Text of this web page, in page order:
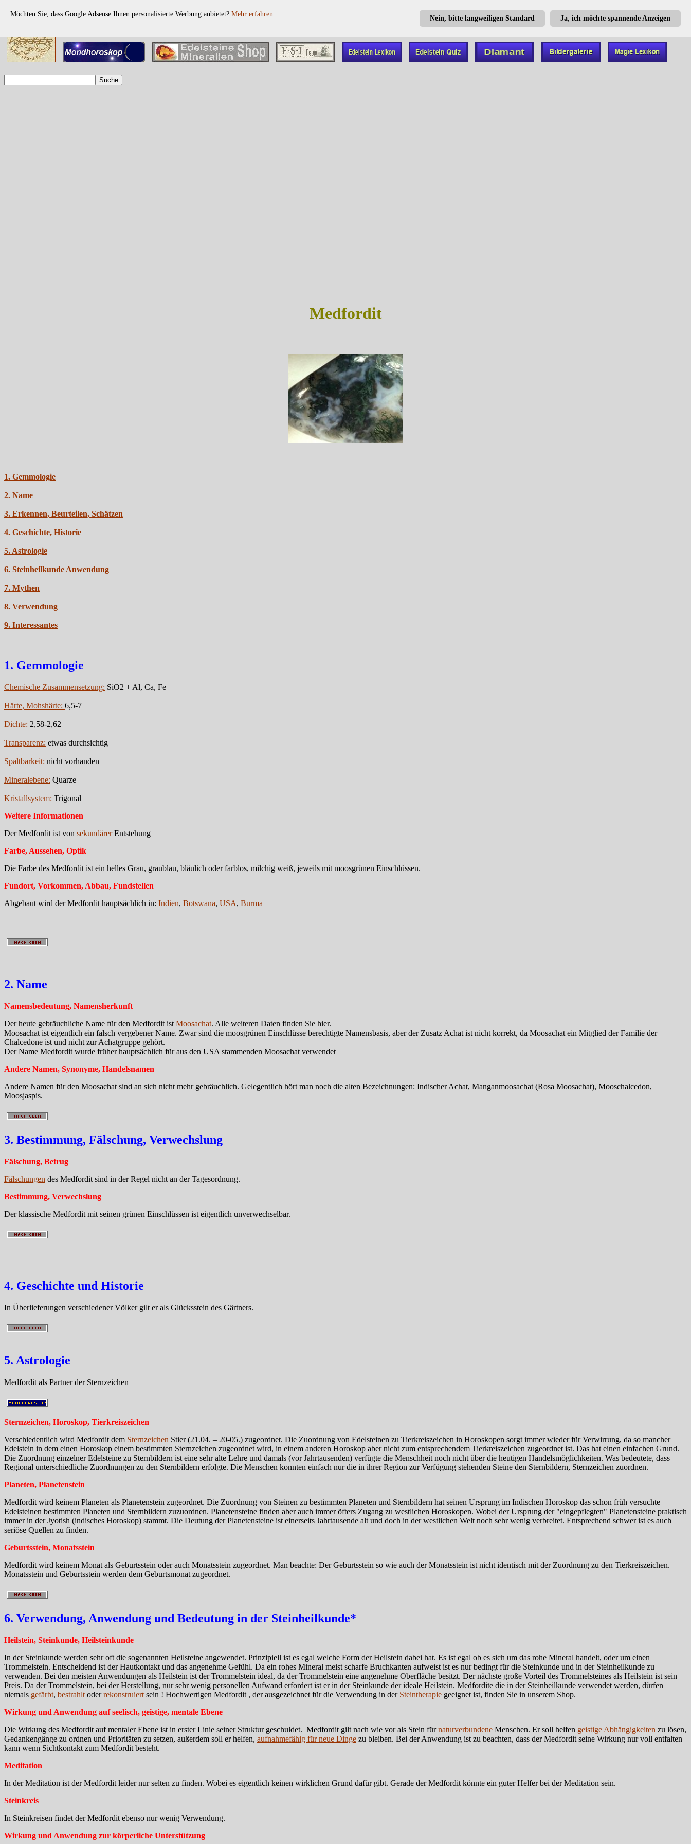
Ja, ich möchte spannende Anzeigen
Nein, bitte langweiligen Standard
Möchten Sie, dass Google Adsense Ihnen personalisierte Werbung anbietet? Mehr erfahren
Medfordit
1. Gemmologie
2. Name
3. Erkennen, Beurteilen, Schätzen
4. Geschichte, Historie
5. Astrologie
6. Steinheilkunde Anwendung
7. Mythen
8. Verwendung
9. Interessantes
1. Gemmologie
Chemische Zusammensetzung: SiO2 + Al, Ca, Fe
Härte, Mohshärte: 6,5-7
Dichte: 2,58-2,62
Transparenz: etwas durchsichtig
Spaltbarkeit: nicht vorhanden
Mineralebene: Quarze
Kristallsystem: Trigonal
Weitere Informationen
Der Medfordit ist von sekundärerEntstehung
Farbe, Aussehen, Optik
Die Farbe des Medfordit ist ein helles Grau, graublau, bläulich oder farblos, milchig weiß, jeweils mit moosgrünen Einschlüssen.
Fundort, Vorkommen, Abbau, Fundstellen
Abgebaut wird der Medfordit hauptsächlich in: Indien, Botswana, USA, Burma
2. Name
Namensbedeutung, Namensherkunft
Der heute gebräuchliche Name für den Medfordit ist Moosachat. Alle weiteren Daten finden Sie hier.
Moosachat ist eigentlich ein falsch vergebener Name. Zwar sind die moosgrünen Einschlüsse berechtigte Namensbasis, aber der Zusatz Achat ist nicht korrekt, da Moosachat ein Mitglied der Familie der
Chalcedone ist und nicht zur Achatgruppe gehört.
Der Name Medfordit wurde früher hauptsächlich für aus den USA stammenden Moosachat verwendet
Andere Namen, Synonyme, Handelsnamen
Andere Namen für den Moosachat sind an sich nicht mehr gebräuchlich. Gelegentlich hört man noch die alten Bezeichnungen: Indischer Achat, Manganmoosachat (Rosa Moosachat), Mooschalcedon,
Moosjaspis.
3. Bestimmung, Fälschung, Verwechslung
Fälschung, Betrug
Fälschungen des Medfordit sind in der Regel nicht an der Tagesordnung.
Bestimmung, Verwechslung
Der klassische Medfordit mit seinen grünen Einschlüssen ist eigentlich unverwechselbar.
4. Geschichte und Historie
In Überlieferungen verschiedener Völker gilt er als Glücksstein des Gärtners.
5. Astrologie
Medfordit als Partner der Sternzeichen
Sternzeichen, Horoskop, Tierkreiszeichen
Verschiedentlich wird Medfordit dem Sternzeichen Stier (21.04. – 20-05.) zugeordnet. Die Zuordnung von Edelsteinen zu Tierkreiszeichen in Horoskopen sorgt immer wieder für Verwirrung, da so mancher
Edelstein in dem einen Horoskop einem bestimmten Sternzeichen zugeordnet wird, in einem anderen Horoskop aber nicht zum entsprechendem Tierkreiszeichen zugeordnet ist. Das hat einen einfachen Grund.
Die Zuordnung einzelner Edelsteine zu Sternbildern ist eine sehr alte Lehre und damals (vor Jahrtausenden) verfügte die Menschheit noch nicht über die heutigen Handelsmöglichkeiten. Was bedeutete, dass
Regional unterschiedliche Zuordnungen zu den Sternbildern erfolgte. Die Menschen konnten einfach nur die in ihrer Region zur Verfügung stehenden Steine den Sternbildern, Sternzeichen zuordnen.
Planeten, Planetenstein
Medfordit wird keinem Planeten als Planetenstein zugeordnet. Die Zuordnung von Steinen zu bestimmten Planeten und Sternbildern hat seinen Ursprung im Indischen Horoskop das schon früh versuchte
Edelsteinen bestimmten Planeten und Sternbildern zuzuordnen. Planetensteine finden aber auch immer öfters Zugang zu westlichen Horoskopen. Wobei der Ursprung der "eingepflegten" Planetensteine praktisch
immer in der Jyotish (indisches Horoskop) stammt. Die Deutung der Planetensteine ist einerseits Jahrtausende alt und doch in der westlichen Welt noch sehr wenig verbreitet. Entsprechend schwer ist es auch
seriöse Quellen zu finden.
Geburtsstein, Monatsstein
Medfordit wird keinem Monat als Geburtsstein oder auch Monatsstein zugeordnet. Man beachte: Der Geburtsstein so wie auch der Monatsstein ist nicht identisch mit der Zuordnung zu den Tierkreiszeichen.
Monatsstein und Geburtsstein werden dem Geburtsmonat zugeordnet.
6. Verwendung, Anwendung und Bedeutung in der Steinheilkunde*
Heilstein, Steinkunde, Heilsteinkunde
In der Steinkunde werden sehr oft die sogenannten Heilsteine angewendet. Prinzipiell ist es egal welche Form der Heilstein dabei hat. Es ist egal ob es sich um das rohe Mineral handelt, oder um einen
Trommelstein. Entscheidend ist der Hautkontakt und das angenehme Gefühl. Da ein rohes Mineral meist scharfe Bruchkanten aufweist ist es nur bedingt für die Steinkunde und in der Steinheilkunde zu
verwenden. Bei den meisten Anwendungen als Heilstein ist der Trommelstein ideal, da der Trommelstein eine angenehme Oberfläche besitzt. Der nächste große Vorteil des Trommelsteines als Heilstein ist sein
Preis. Da der Trommelstein, bei der Herstellung, nur sehr wenig personellen Aufwand erfordert ist er in der Steinkunde der ideale Heilstein. Medfordite die in der Steinheilkunde verwendet werden, dürfen
niemals gefärbt, bestrahlt oderrekonstruiert sein ! Hochwertigen Medfordit , der ausgezeichnet für die Verwendung in der Steintherapie geeignet ist, finden Sie in unserem Shop.
Wirkung und Anwendung auf seelisch, geistige, mentale Ebene
Die Wirkung des Medfordit auf mentaler Ebene ist in erster Linie seiner Struktur geschuldet. Medfordit gilt nach wie vor als Stein fürnaturverbundene Menschen. Er soll helfen geistige Abhängigkeiten zu lösen,
Gedankengänge zu ordnen und Prioritäten zu setzen, außerdem soll er helfen, aufnahmefähig für neue Dinge zu bleiben. Bei der Anwendung ist zu beachten, dass der Medfordit seine Wirkung nur voll entfalten
kann wenn Sichtkontakt zum Medfordit besteht.
Meditation
In der Meditation ist der Medfordit leider nur selten zu finden. Wobei es eigentlich keinen wirklichen Grund dafür gibt. Gerade der Medfordit könnte ein guter Helfer bei der Meditation sein.
Steinkreis
In Steinkreisen findet der Medfordit ebenso nur wenig Verwendung.
Wirkung und Anwendung zur körperliche Unterstützung